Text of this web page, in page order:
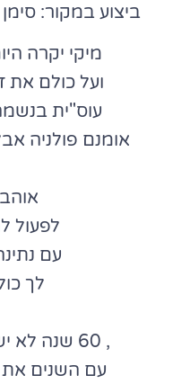
ביצוע במקור:
מיקי יקרה
ועל כולם את
עוס"ית
אומנם פולניה
לפעול
עם
לך
, 60 שנה לא ישנת ולא עצמת עין
עם השנים את